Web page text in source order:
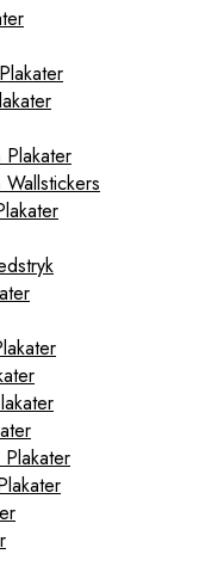
Plakater